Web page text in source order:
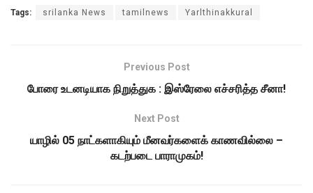
Tags: srilanka News tamilnews Yarlthinakkural
Previous Post
போரை உடனடியாக நிறுத்துக : இஸ்ரேலை எச்சரித்த சீனா!
Next Post
யாழில் 05 நாட்களாகியும் மீனவர்களைக் காணவில்லை –
கடற்படை பாராமுகம்!